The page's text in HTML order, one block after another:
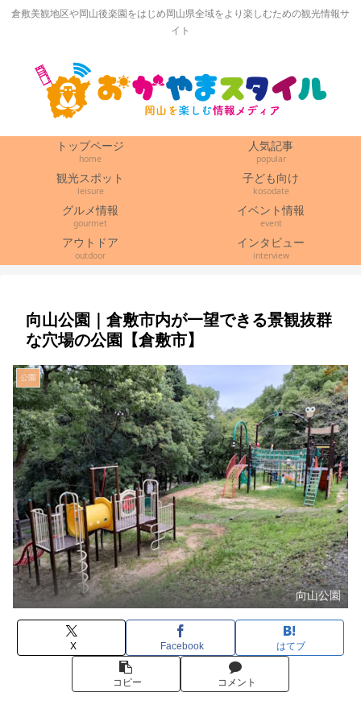
倉敷美観地区や岡山後楽園をはじめ岡山県全域をより楽しむための観光情報サ
イト
トップページ
home
人気記事
popular
観光スポット
leisure
子ども向け
kosodate
グルメ情報
gourmet
イベント情報
event
アウトドア
outdoor
インタビュー
interview
向山公園｜倉敷市内が一望できる景観抜群
な穴場の公園【倉敷市】
公園
向山公園
X Facebook はてブ
コピー コメント